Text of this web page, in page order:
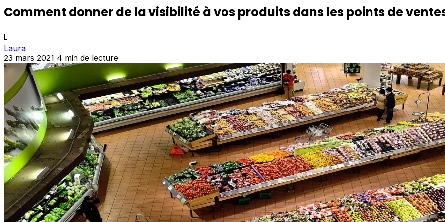
Comment donner de la visibilité à vos produits dans les points de
L
Laura
23 mars 2021 4 min de lecture